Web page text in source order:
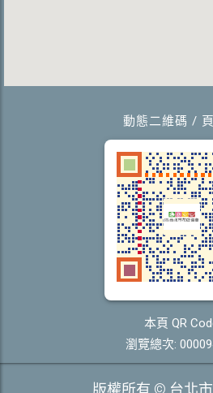
動態二維碼 /
本頁 QR
瀏覽總次:
版權所有 © 台北